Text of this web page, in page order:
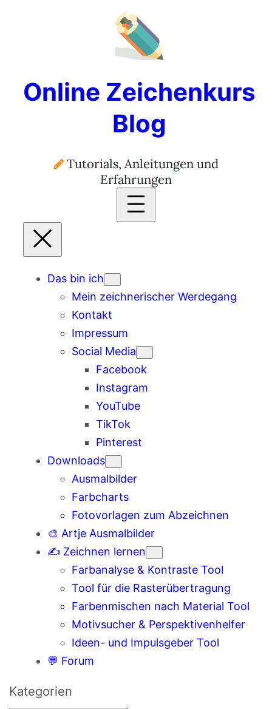
Online Zeichenkurs
Blog
Tutorials, Anleitungen und
Erfahrungen
Das bin ich
Mein zeichnerischer Werdegang
Kontakt
Impressum
Social Media
Facebook
Instagram
YouTube
TikTok
Pinterest
Downloads
Ausmalbilder
Farbcharts
Fotovorlagen zum Abzeichnen
🎨 Artje Ausmalbilder
✍️ Zeichnen lernen
Farbanalyse & Kontraste Tool
Tool für die Rasterübertragung
Farbenmischen nach Material Tool
Motivsucher & Perspektivenhelfer
Ideen- und Impulsgeber Tool
💬 Forum
Kategorien